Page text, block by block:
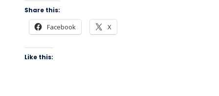
Share this:
Facebook X
Like this: